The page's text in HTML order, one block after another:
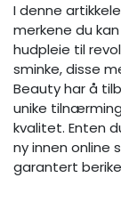
I denne
merkene du
hudpleie til
sminke, disse
Beauty har å
unike
kvalitet. Enten
ny innen online
garantert